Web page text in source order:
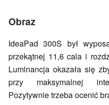
Obraz
IdeaPad 300S był
przekątnej 11,6 cala i
Luminancja okazała się
przy maksymalnej
Pozytywnie trzeba ocenić